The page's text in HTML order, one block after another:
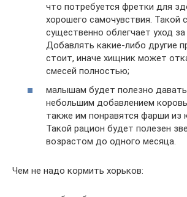
что потребуется фретки для
хорошего самочувствия. Такой
существенно облегчает уход за
Добавлять какие-либо другие
стоит, иначе хищник может
смесей полностью;
малышам будет полезно
небольшим добавлением
также им понравятся фарши из
Такой рацион будет полезен
возрастом до одного месяца.
Чем не надо кормить хорьков: